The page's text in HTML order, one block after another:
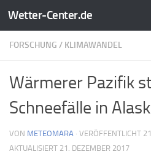
Zum Inhalt springen
Wetter-Center.de
FORSCHUNG / KLIMAWANDEL
Wärmerer Pazifik
Schneefälle in
VON METEOMARA · VERÖFFENTLICHT
AKTUALISIERT 21. DEZEMBER 2017